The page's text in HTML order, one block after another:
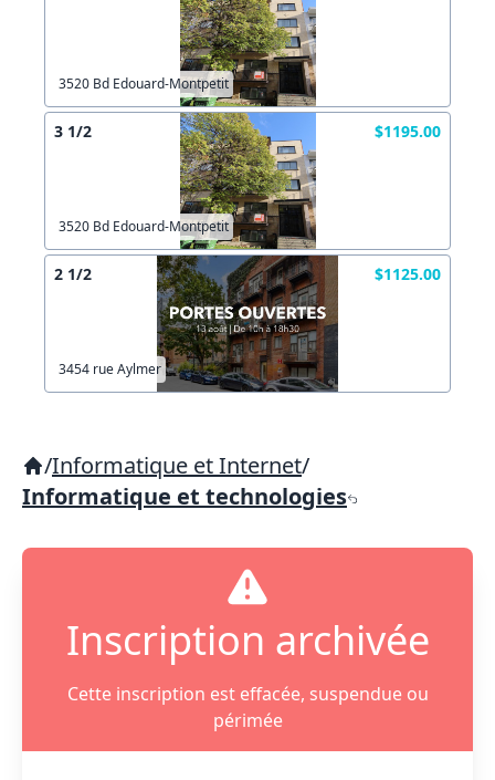
3520 Bd Edouard-Montpetit
3 1/2 $1195.00
3520 Bd Edouard-Montpetit
2 1/2 $1125.00
3454 rue Aylmer
/Informatique et Internet/
Informatique et technologies
Inscription archivée
Cette inscription est effacée, suspendue ou
périmée